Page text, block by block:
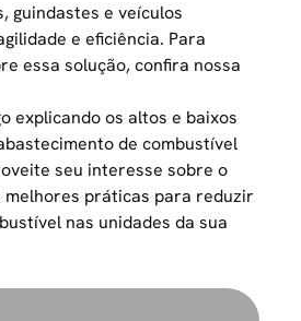
guindastes e veículos
e eficiência. Para
essa solução, confira nossa
explicando os altos e baixos
de combustível
seu interesse sobre o
melhores práticas para reduzir
nas unidades da sua